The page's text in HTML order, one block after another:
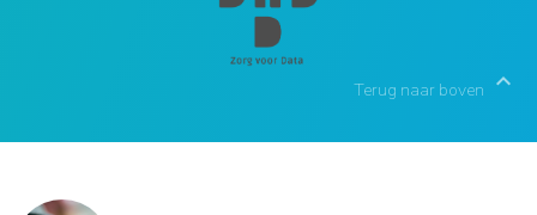
Terug naar boven chevron_right